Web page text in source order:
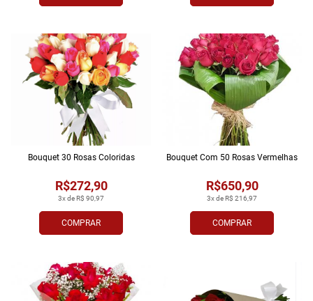
COMPRAR
3x de R$ 90,97
R$272,90
Bouquet 30 Rosas Coloridas
COMPRAR
3x de R$ 216,97
R$650,90
Bouquet Com 50 Rosas Vermelhas